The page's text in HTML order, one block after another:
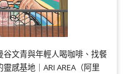
文青與年輕人喝咖啡、找餐
感基地｜ARI AREA（阿里